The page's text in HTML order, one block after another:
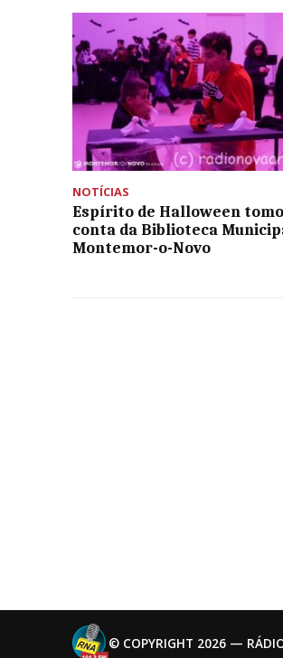
NOTÍCIAS
Espírito de Halloween
conta da Biblioteca
Montemor-o-Novo
© COPYRIGHT 2026 —